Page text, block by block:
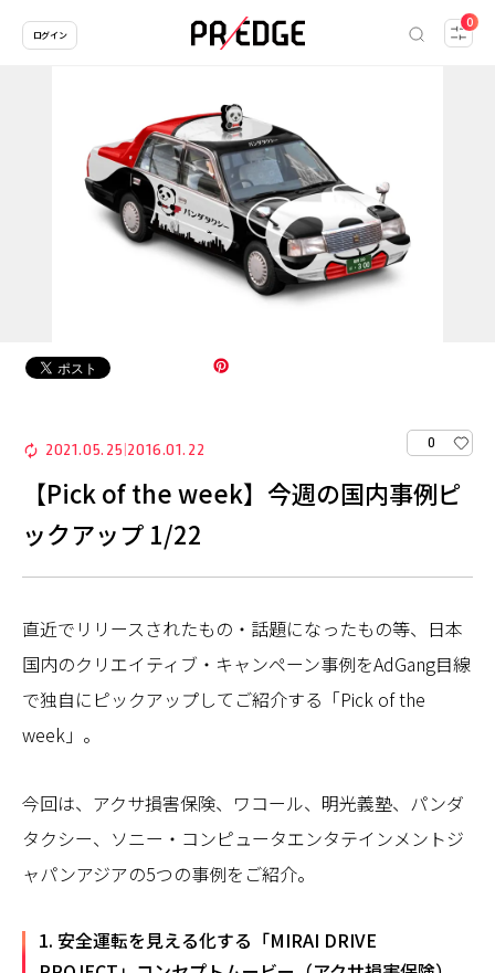
0
ログイン
2021.05.25 2016.01.22 0
【Pick of the week】今週の国内事例ピ
ックアップ 1/22
直近でリリースされたもの・話題になったもの等、日本
国内のクリエイティブ・キャンペーン事例をAdGang目線
で独自にピックアップしてご紹介する「Pick of the
week」。
今回は、アクサ損害保険、ワコール、明光義塾、パンダ
タクシー、ソニー・コンピュータエンタテインメントジ
ャパンアジアの5つの事例をご紹介。
1. 安全運転を見える化する「MIRAI DRIVE